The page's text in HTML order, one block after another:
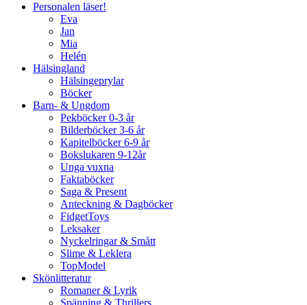
Personalen läser!
Eva
Jan
Mia
Helén
Hälsingland
Hälsingeprylar
Böcker
Barn- & Ungdom
Pekböcker 0-3 år
Bilderböcker 3-6 år
Kapitelböcker 6-9 år
Bokslukaren 9-12år
Unga vuxna
Faktaböcker
Saga & Present
Anteckning & Dagböcker
FidgetToys
Leksaker
Nyckelringar & Smått
Slime & Leklera
TopModel
Skönlitteratur
Romaner & Lyrik
Spänning & Thrillers